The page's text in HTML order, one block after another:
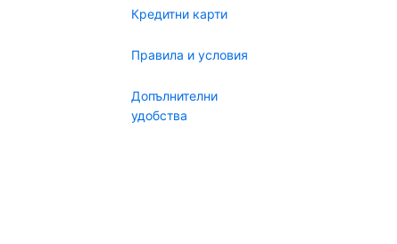
Кредитни карти
Правила и условия
Допълнителни
удобства